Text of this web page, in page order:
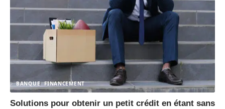
BANQUE FINANCEMENT
Solutions pour obtenir un petit crédit en étant sans